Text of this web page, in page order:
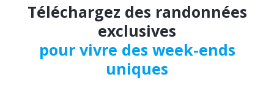
Téléchargez des randonnées
exclusives
pour vivre des week-ends
uniques